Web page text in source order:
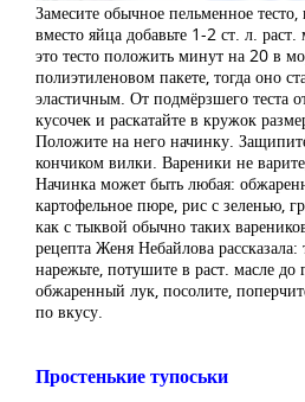
Замесите обычное пельменное
вместо яйца добавьте 1-2 ст. л.
это тесто положить минут на 20 в
полиэтиленовом пакете, тогда оно
эластичным. От подмёрзшего теста
кусочек и раскатайте в кружок
Положите на него начинку.
кончиком вилки. Вареники не
Начинка может быть любая:
картофельное пюре, рис с зеленью,
как с тыквой обычно таких
рецепта Женя Небайлова
нарежьте, потушите в раст. масле до
обжаренный лук, посолите,
по вкусу.
Простенькие тупоськи